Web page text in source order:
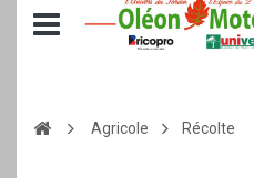
Agricole Récolte